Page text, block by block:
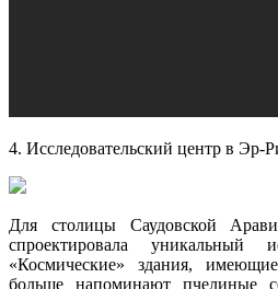
4. Исследовательский центр в Эр-
Для столицы Саудовской
спроектировала уникальный
«Космические» здания,
больше напоминают пчелиные